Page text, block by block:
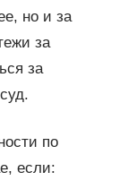
но и за
за
за
по
если: